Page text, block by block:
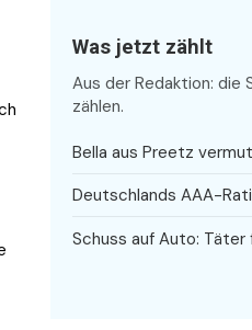
Was jetzt zählt
Aus der Redaktion: die
zählen.
Bella aus Preetz
Deutschlands AAA-
Schuss auf Auto: